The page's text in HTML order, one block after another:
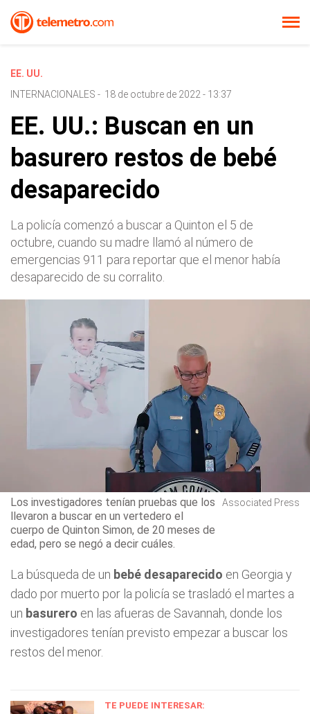
EE. UU.
INTERNACIONALES - 18 de octubre de 2022 - 13:37
EE. UU.: Buscan en un
basurero restos de bebé
desaparecido
La policía comenzó a buscar a Quinton el 5 de
octubre, cuando su madre llamó al número de
emergencias 911 para reportar que el menor había
desaparecido de su corralito.
Los investigadores tenían pruebas que los
llevaron a buscar en un vertedero el
cuerpo de Quinton Simon, de 20 meses de
edad, pero se negó a decir cuáles.
Associated Press
La búsqueda de un bebé desaparecido en Georgia y
dado por muerto por la policía se trasladó el martes a
un basurero en las afueras de Savannah, donde los
investigadores tenían previsto empezar a buscar los
restos del menor.
TE PUEDE INTERESAR: